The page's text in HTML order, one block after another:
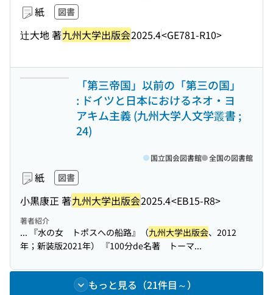
紙 図書
辻大地 著九州大学出版会2025.4<GE781-R10>
「第三帝国」以前の「第三の国」
: ドイツと日本におけるネオ・ヨ
アキム主義 (九州大学人文学叢書 ;
24)
紙 図書
小黒康正 著九州大学出版会2025.4<EB15-R8>
国立国会図書館 全国の図書館
著者紹介
... 『水の女 トポスへの船路』（九州大学出版会、2012
年；新装版2021年） 『100分de名著 トーマ...
もっと見る（21件目～）